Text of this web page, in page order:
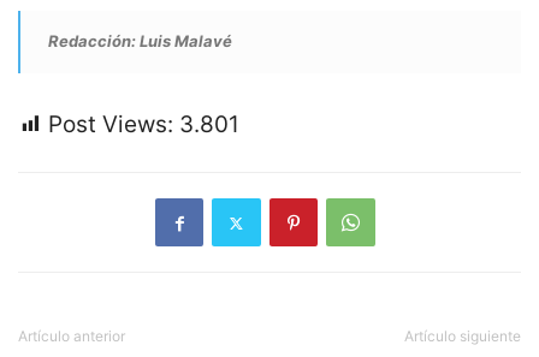
Redacción: Luis Malavé
Post Views: 3.801
Artículo anterior Artículo siguiente